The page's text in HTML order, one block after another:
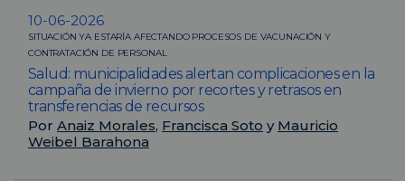
10-06-2026
SITUACIÓN YA ESTARÍA AFECTANDO PROCESOS DE VACUNACIÓN Y
CONTRATACIÓN DE PERSONAL
Salud: municipalidades alertan complicaciones en la
campaña de invierno por recortes y retrasos en
transferencias de recursos
Por Anaiz Morales, Francisca Soto y Mauricio
Weibel Barahona